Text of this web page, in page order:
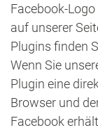
Facebook-Logo
auf unserer
Plugins finden
Wenn Sie
Plugin eine
Browser und
Facebook